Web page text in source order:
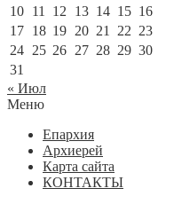
10 11 12 13 14 15 16
17 18 19 20 21 22 23
24 25 26 27 28 29 30
31
« Июл
Меню
Епархия
Архиерей
Карта сайта
КОНТАКТЫ